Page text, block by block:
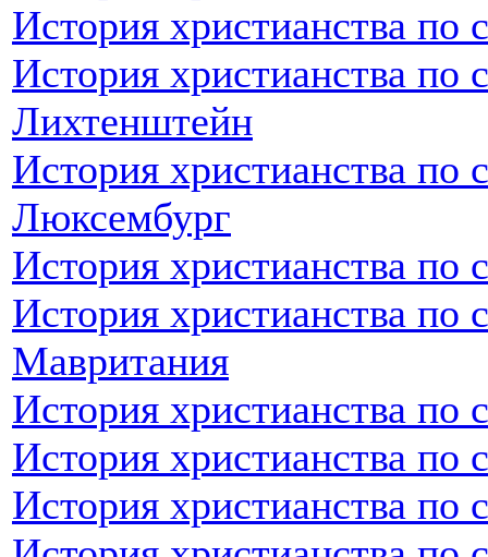
История христианства по
История христианства по
Лихтенштейн
История христианства по
Люксембург
История христианства
История христианства по
Мавритания
История христианства по
История христианства
История христианства